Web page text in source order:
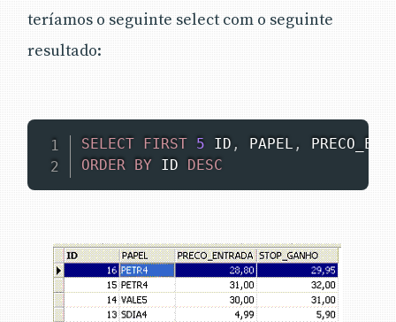
teríamos o seguinte select com o seguinte
resultado:
SELECT FIRST 5 ID , PAPEL ,
ORDER BY ID DESC